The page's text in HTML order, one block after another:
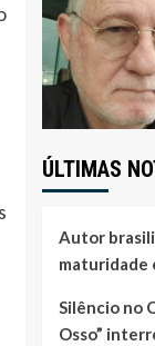
ÚLTIMAS
Autor
maturidade
Silêncio no
Osso”